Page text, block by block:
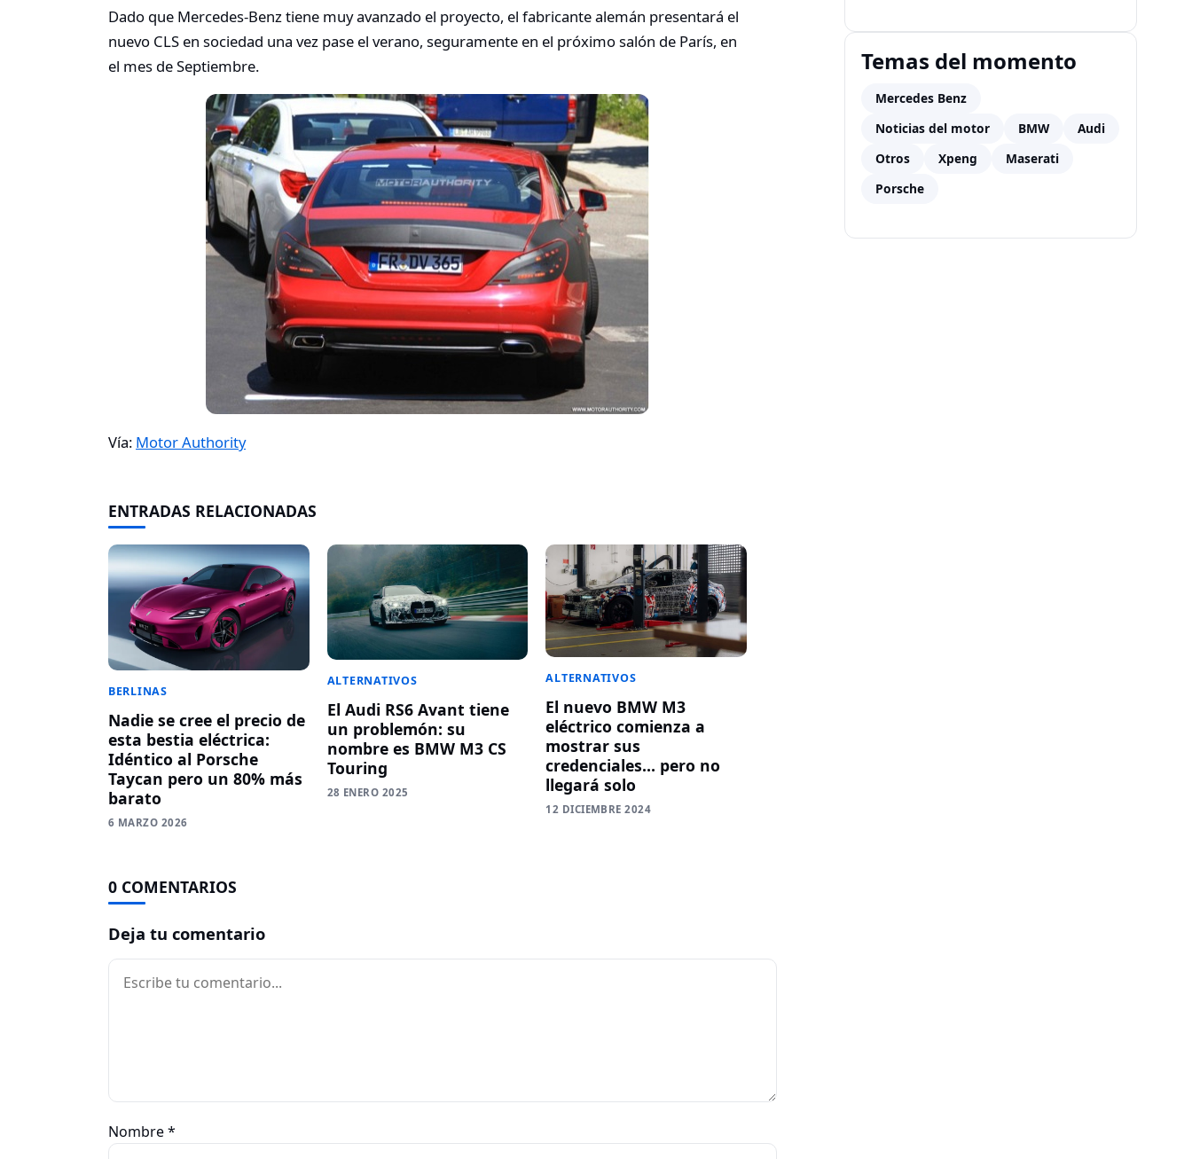
Dado que Mercedes-Benz tiene muy avanzado el proyecto, el fabricante alemán presentará el
nuevo CLS en sociedad una vez pase el verano, seguramente en el próximo salón de París, en
el mes de Septiembre.
Vía: Motor Authority
ENTRADAS RELACIONADAS
BERLINAS
Nadie se cree el precio de
esta bestia eléctrica:
Idéntico al Porsche
Taycan pero un 80% más
barato
6 MARZO 2026
ALTERNATIVOS
El Audi RS6 Avant tiene
un problemón: su
nombre es BMW M3 CS
Touring
28 ENERO 2025
ALTERNATIVOS
El nuevo BMW M3
eléctrico comienza a
mostrar sus
credenciales… pero no
llegará solo
12 DICIEMBRE 2024
0 COMENTARIOS
Deja tu comentario
Comentario
Nombre*
Temas del momento
Mercedes Benz
Noticias del motor
BMW
Audi
Otros
Xpeng
Maserati
Porsche